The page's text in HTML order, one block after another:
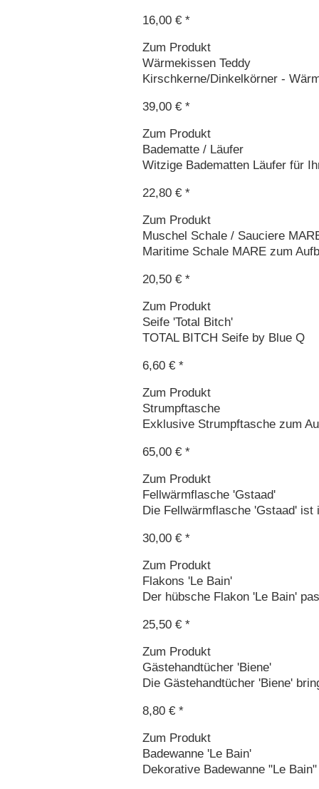
16,00 € *
Zum Produkt
Wärmekissen Teddy
Kirschkerne/Dinkelkörner -
39,00 € *
Zum Produkt
Badematte / Läufer
Witzige Badematten Läufer für
22,80 € *
Zum Produkt
Muschel Schale / Sauciere
Maritime Schale MARE zum
20,50 € *
Zum Produkt
Seife 'Total Bitch'
TOTAL BITCH Seife by Blue Q
6,60 € *
Zum Produkt
Strumpftasche
Exklusive Strumpftasche zum
65,00 € *
Zum Produkt
Fellwärmflasche 'Gstaad'
Die Fellwärmflasche 'Gstaad' ist
30,00 € *
Zum Produkt
Flakons 'Le Bain'
Der hübsche Flakon 'Le Bain'
25,50 € *
Zum Produkt
Gästehandtücher 'Biene'
Die Gästehandtücher 'Biene'
8,80 € *
Zum Produkt
Badewanne 'Le Bain'
Dekorative Badewanne "Le